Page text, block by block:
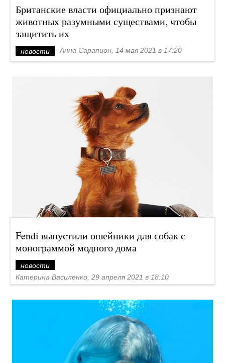
Британские власти официально признают
животных разумными существами, чтобы
защитить их
новости Анна Сарапион, 14 мая 2021 в 17:20
Fendi выпустили ошейники для собак с
монограммой модного дома
новости
Катерина Василенко, 29 апреля 2021 в 18:10